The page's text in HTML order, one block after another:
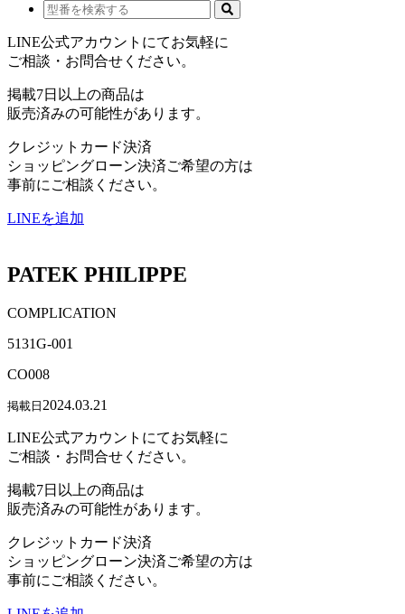
LINE公式アカウントにてお気軽に
ご相談・お問合せください。
掲載7日以上の商品は
販売済みの可能性があります。
クレジットカード決済
ショッピングローン決済ご希望の方は
事前にご相談ください。
LINEを追加
PATEK PHILIPPE
COMPLICATION
5131G-001
CO008
掲載日 2024.03.21
LINE公式アカウントにてお気軽に
ご相談・お問合せください。
掲載7日以上の商品は
販売済みの可能性があります。
クレジットカード決済
ショッピングローン決済ご希望の方は
事前にご相談ください。